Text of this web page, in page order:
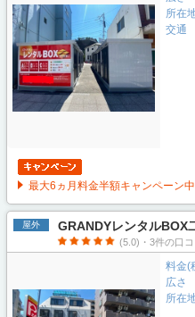
所在
交通
最大6ヵ月料金半額キャンペーン
屋外 GRANDYレンタルBOX
(5.0)・3件の口コ
料金(
広さ
所在